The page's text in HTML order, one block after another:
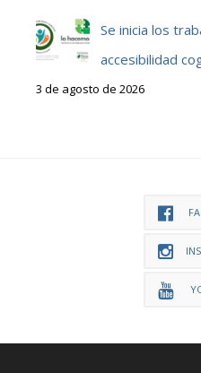
Se inicia los
accesibilidad
3 de agosto de 2026